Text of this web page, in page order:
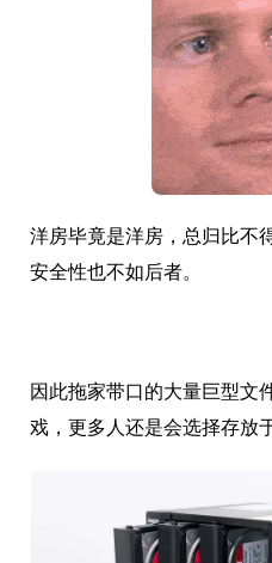
洋房毕竟是洋房，总归比不
安全性也不如后者。
因此拖家带口的大量巨型文
戏，更多人还是会选择存放